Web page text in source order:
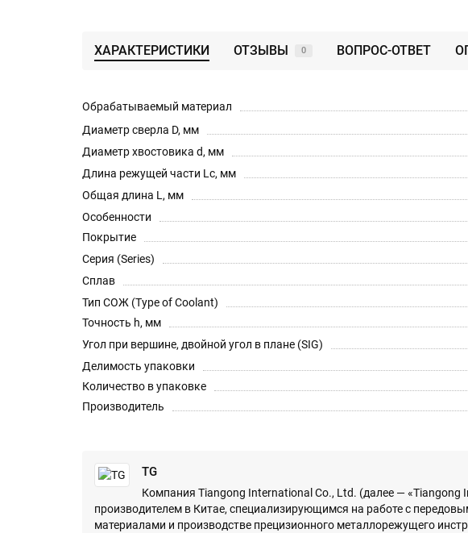
ХАРАКТЕРИСТИКИ ОТЗЫВЫ 0 ВОПРОС-ОТВЕТ
Обрабатываемый материал
Диаметр сверла D, мм
Диаметр хвостовика d, мм
Длина режущей части Lc, мм
Общая длина L, мм
Особенности
Покрытие
Серия (Series)
Сплав
Тип СОЖ (Type of Coolant)
Точность h, мм
Угол при вершине, двойной угол в плане (SIG)
Делимость упаковки
Количество в упаковке
Производитель
TG
Компания Tiangong International Co., Ltd. (далее — «Tiangong
производителем в Китае, специализирующимся на работе с
материалами и производстве прецизионного металлорежущего